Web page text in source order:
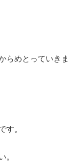
らめとっていきま
す。
。